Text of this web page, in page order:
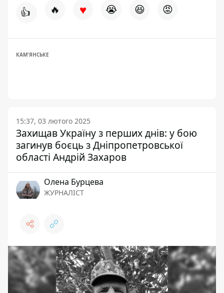
👍 🔥 ♥ 😭 😆 😡
КАМ'ЯНСЬКЕ
15:37, 03 лютого 2025
Захищав Україну з перших днів: у бою
загинув боєць з Дніпропетровської
області Андрій Захаров
Олена Бурцева
ЖУРНАЛІСТ